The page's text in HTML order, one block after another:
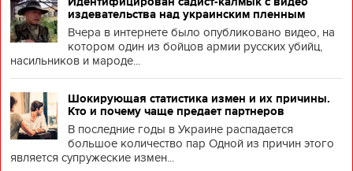
издевательства над украинским пленным
Вчера в интернете было опубликовано видео, на
котором один из бойцов армии русских убийц,
насильников и мароде...
Шокирующая статистика измен и их причины.
Кто и почему чаще предает партнеров
В последние годы в Украине распадается
большое количество пар Одной из причин этого
является супружеские измен...